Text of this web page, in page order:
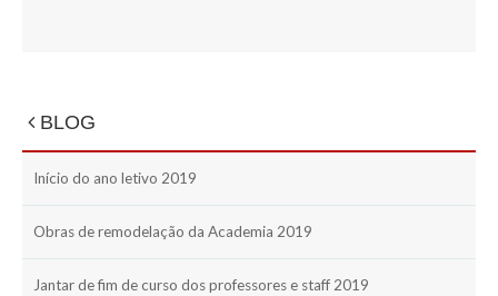
BLOG
Início do ano letivo 2019
Obras de remodelação da Academia 2019
Jantar de fim de curso dos professores e staff 2019